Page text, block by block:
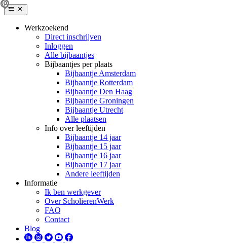
Werkzoekend
Direct inschrijven
Inloggen
Alle bijbaantjes
Bijbaantjes per plaats
Bijbaantje Amsterdam
Bijbaantje Rotterdam
Bijbaantje Den Haag
Bijbaantje Groningen
Bijbaantje Utrecht
Alle plaatsen
Info over leeftijden
Bijbaantje 14 jaar
Bijbaantje 15 jaar
Bijbaantje 16 jaar
Bijbaantje 17 jaar
Andere leeftijden
Informatie
Ik ben werkgever
Over ScholierenWerk
FAQ
Contact
Blog